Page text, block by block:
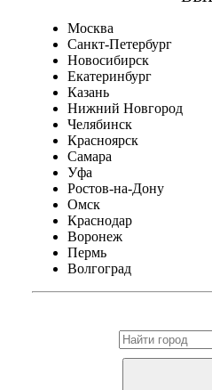
Москва
Санкт-Петербург
Новосибирск
Екатеринбург
Казань
Нижний Новгород
Челябинск
Красноярск
Самара
Уфа
Ростов-на-Дону
Омск
Краснодар
Воронеж
Пермь
Волгоград